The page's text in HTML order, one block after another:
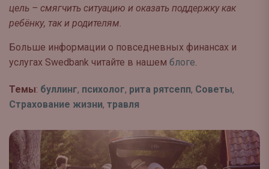
цель – смягчить ситуацию и оказать поддержку как
ребёнку, так и родителям.
Больше информации о повседневных финансах и
услугах Swedbank читайте в нашем блоге.
Темы: буллинг, психолог, рита рятсепп, Советы,
Страхование жизни, травля